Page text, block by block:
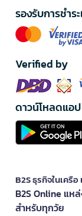
รองรับการชำร
Verified by
ดาวน์โหลดแอป
B2S ธุรกิจในเครื
B2S Online แห
สำหรับทุกวัย